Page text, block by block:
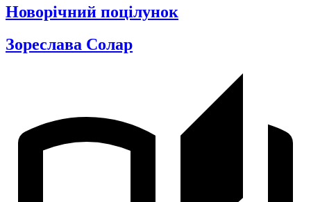
Новорічний поцілунок
Зореслава Солар